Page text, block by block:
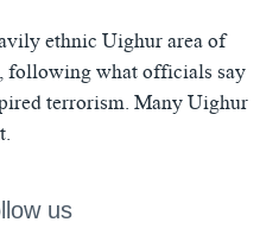
ethnic Uighur area of
following what officials say
terrorism. Many Uighur
us